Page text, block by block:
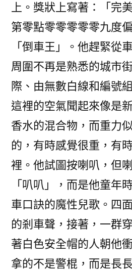
上。獎狀上寫著：「
第零點零零零零零九度
「倒車王」。他趕緊從
周圍不再是熟悉的城市
際、由無數白線和編號
這裡的空氣聞起來像是
香水的混合物，而重力
的，有時感覺很重，有
裡。他試圖按喇叭，但
「叭叭」，而是他童年
車口訣的魔性兒歌。四
的剎車聲，接著，一群
著白色安全帽的人朝他
拿的不是警棍，而是長